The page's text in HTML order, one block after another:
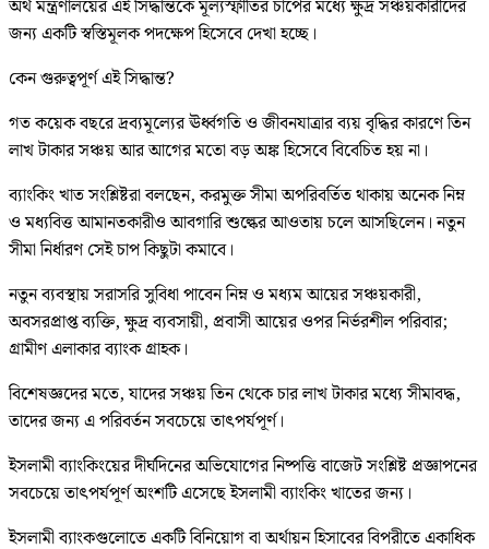
অর্থ মন্ত্রণালয়ের এই সিদ্ধান্তকে মূল্যস্ফীতির চাপের মধ্যে ক্ষুদ্র সঞ্চয়কারীদের
জন্য একটি স্বস্তিমূলক পদক্ষেপ হিসেবে দেখা হচ্ছে।
কেন গুরুত্বপূর্ণ এই সিদ্ধান্ত?
গত কয়েক বছরে দ্রব্যমূল্যের ঊর্ধ্বগতি ও জীবনযাত্রার ব্যয় বৃদ্ধির কারণে তিন
লাখ টাকার সঞ্চয় আর আগের মতো বড় অঙ্ক হিসেবে বিবেচিত হয় না।
ব্যাংকিং খাত সংশ্লিষ্টরা বলছেন, করমুক্ত সীমা অপরিবর্তিত থাকায় অনেক নিম্ন
ও মধ্যবিত্ত আমানতকারীও আবগারি শুল্কের আওতায় চলে আসছিলেন। নতুন
সীমা নির্ধারণ সেই চাপ কিছুটা কমাবে।
নতুন ব্যবস্থায় সরাসরি সুবিধা পাবেন নিম্ন ও মধ্যম আয়ের সঞ্চয়কারী,
অবসরপ্রাপ্ত ব্যক্তি, ক্ষুদ্র ব্যবসায়ী, প্রবাসী আয়ের ওপর নির্ভরশীল পরিবার;
গ্রামীণ এলাকার ব্যাংক গ্রাহক।
বিশেষজ্ঞদের মতে, যাদের সঞ্চয় তিন থেকে চার লাখ টাকার মধ্যে সীমাবদ্ধ,
তাদের জন্য এ পরিবর্তন সবচেয়ে তাৎপর্যপূর্ণ।
ইসলামী ব্যাংকিংয়ের দীর্ঘদিনের অভিযোগের নিষ্পত্তি বাজেট সংশ্লিষ্ট প্রজ্ঞাপনের
সবচেয়ে তাৎপর্যপূর্ণ অংশটি এসেছে ইসলামী ব্যাংকিং খাতের জন্য।
ইসলামী ব্যাংকগুলোতে একটি বিনিয়োগ বা অর্থায়ন হিসাবের বিপরীতে একাধিক